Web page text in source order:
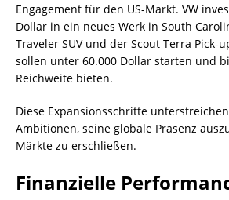
Engagement für den US-Markt. VW
Dollar in ein neues Werk in South
Traveler SUV und der Scout Terra Pick-
sollen unter 60.000 Dollar starten und
Reichweite bieten.
Diese Expansionsschritte
Ambitionen, seine globale Präsenz
Märkte zu erschließen.
Finanzielle